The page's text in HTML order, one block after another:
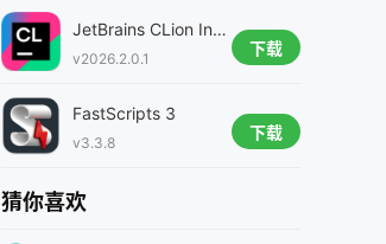
JetBrains CLion Intel芯片版
v2026.2.0.1
下载
FastScripts 3
v3.3.8
下载
猜你喜欢